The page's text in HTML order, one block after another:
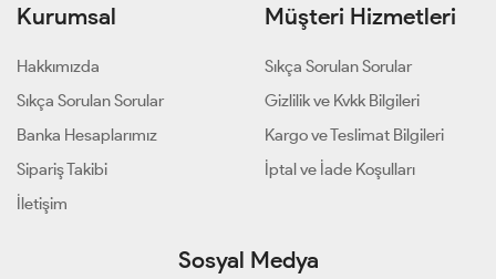
Kurumsal
Hakkımızda
Sıkça Sorulan Sorular
Banka Hesaplarımız
Sipariş Takibi
İletişim
Müşteri Hizmetleri
Sıkça Sorulan Sorular
Gizlilik ve Kvkk Bilgileri
Kargo ve Teslimat Bilgileri
İptal ve İade Koşulları
Sosyal Medya